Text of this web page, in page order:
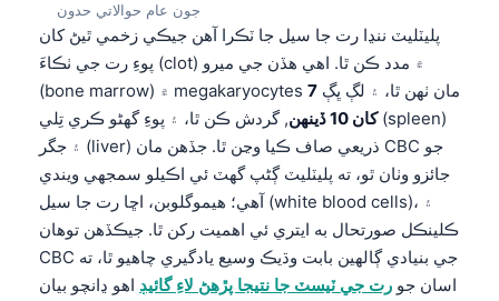
جون عام حوالاتي حدون
پليٽليٽ ننڍا رت جا سيل جا ٽڪرا آهن جيڪي زخمي ٿيڻ کان
پوءِ رت جي ٺڪاءَ (clot) ۾ مدد ڪن ٿا. اهي هڏن جي ميرو
(bone marrow) ۾ megakaryocytes مان ٺهن ٿا، ۽ لڳ ڀڳ 7
کان 10 ڏينهن
, گردش ڪن ٿا، ۽ پوءِ گهڻو ڪري تِلي (spleen)
۽ جگر (liver) ذريعي صاف ڪيا وڃن ٿا. جڏهن مان CBC جو
جائزو وٺان ٿو، ته پليٽليٽ ڳڻپ گهٽ ئي اڪيلو سمجهي ويندي
آهي؛ هيموگلوبن، اڇا رت جا سيل (white blood cells)، ۽
ڪلينڪل صورتحال به ايتري ئي اهميت رکن ٿا. جيڪڏهن توهان
CBC جي بنيادي ڳالهين بابت وڌيڪ وسيع يادگيري چاهيو ٿا، ته
اسان جو رت جي ٽيسٽ جا نتيجا پڙهڻ لاءِ گائيڊ اهو ڍانچو بيان